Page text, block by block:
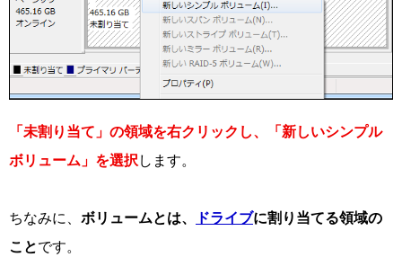
「未割り当て」の領域を右クリックし、「新しいシンプル
ボリューム」を選択 します。
ちなみに、 ボリュームとは、 ドライブに割り当てる領域の
ことです。